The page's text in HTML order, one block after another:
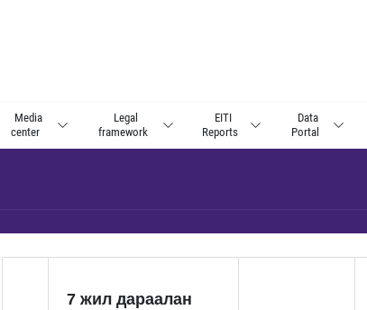
Media
center
Legal
framework
EITI
Reports
Data
Portal
7 жил дараалан